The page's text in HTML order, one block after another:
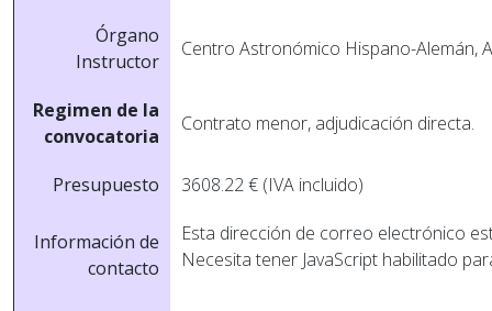
Órgano
Instructor
Centro Astronómico Hispano-Alemán,
Regimen de la
convocatoria
Contrato menor, adjudicación directa.
Presupuesto 3608.22 € (IVA incluido)
Información de
contacto
Esta dirección de correo electrónico
Necesita tener JavaScript habilitado